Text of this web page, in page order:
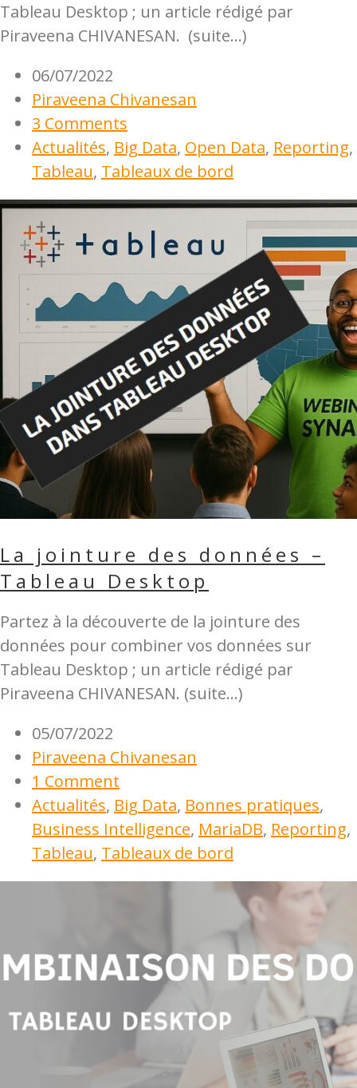
Tableau Desktop ; un article rédigé par
Piraveena CHIVANESAN. (suite…)
06/07/2022
Piraveena Chivanesan
3 Comments
Actualités, Big Data, Open Data, Reporting,
Tableau, Tableaux de bord
La jointure des données –
Tableau Desktop
Partez à la découverte de la jointure des
données pour combiner vos données sur
Tableau Desktop ; un article rédigé par
Piraveena CHIVANESAN. (suite…)
05/07/2022
Piraveena Chivanesan
1 Comment
Actualités, Big Data, Bonnes pratiques,
Business Intelligence, MariaDB, Reporting,
Tableau, Tableaux de bord